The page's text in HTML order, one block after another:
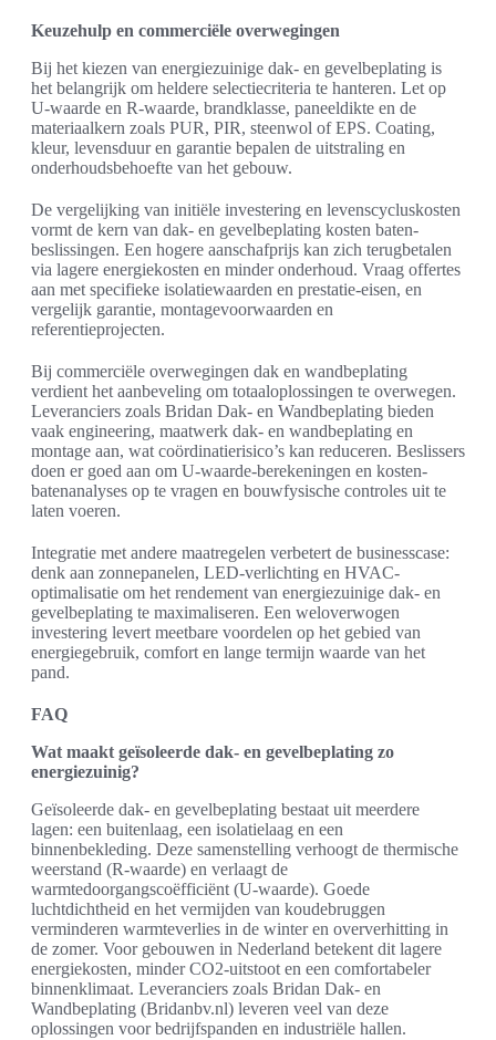
Keuzehulp en commerciële overwegingen
Bij het kiezen van energiezuinige dak- en gevelbeplating is
het belangrijk om heldere selectiecriteria te hanteren. Let op
U-waarde en R-waarde, brandklasse, paneeldikte en de
materiaalkern zoals PUR, PIR, steenwol of EPS. Coating,
kleur, levensduur en garantie bepalen de uitstraling en
onderhoudsbehoefte van het gebouw.
De vergelijking van initiële investering en levenscycluskosten
vormt de kern van dak- en gevelbeplating kosten baten-
beslissingen. Een hogere aanschafprijs kan zich terugbetalen
via lagere energiekosten en minder onderhoud. Vraag offertes
aan met specifieke isolatiewaarden en prestatie-eisen, en
vergelijk garantie, montagevoorwaarden en
referentieprojecten.
Bij commerciële overwegingen dak en wandbeplating
verdient het aanbeveling om totaaloplossingen te overwegen.
Leveranciers zoals Bridan Dak- en Wandbeplating bieden
vaak engineering, maatwerk dak- en wandbeplating en
montage aan, wat coördinatierisico’s kan reduceren. Beslissers
doen er goed aan om U-waarde-berekeningen en kosten-
batenanalyses op te vragen en bouwfysische controles uit te
laten voeren.
Integratie met andere maatregelen verbetert de businesscase:
denk aan zonnepanelen, LED-verlichting en HVAC-
optimalisatie om het rendement van energiezuinige dak- en
gevelbeplating te maximaliseren. Een weloverwogen
investering levert meetbare voordelen op het gebied van
energiegebruik, comfort en lange termijn waarde van het
pand.
FAQ
Wat maakt geïsoleerde dak- en gevelbeplating zo
energiezuinig?
Geïsoleerde dak- en gevelbeplating bestaat uit meerdere
lagen: een buitenlaag, een isolatielaag en een
binnenbekleding. Deze samenstelling verhoogt de thermische
weerstand (R-waarde) en verlaagt de
warmtedoorgangscoëfficiënt (U-waarde). Goede
luchtdichtheid en het vermijden van koudebruggen
verminderen warmteverlies in de winter en oververhitting in
de zomer. Voor gebouwen in Nederland betekent dit lagere
energiekosten, minder CO2-uitstoot en een comfortabeler
binnenklimaat. Leveranciers zoals Bridan Dak- en
Wandbeplating (Bridanbv.nl) leveren veel van deze
oplossingen voor bedrijfspanden en industriële hallen.